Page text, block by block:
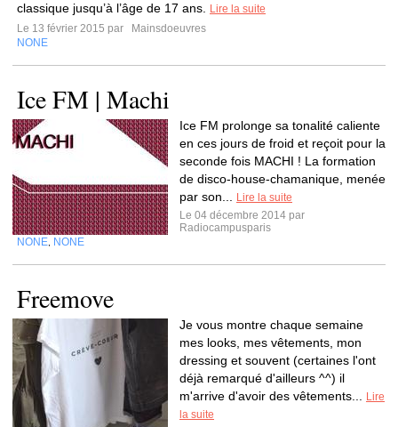
classique jusqu’à l’âge de 17 ans.
Lire la suite
Le 13 février 2015 par
Mainsdoeuvres
NONE
Ice FM | Machi
Ice FM prolonge sa tonalité caliente
en ces jours de froid et reçoit pour la
seconde fois MACHI ! La formation
de disco-house-chamanique, menée
par son...
Lire la suite
Le 04 décembre 2014 par
Radiocampusparis
NONE NONE
Freemove
Je vous montre chaque semaine
mes looks, mes vêtements, mon
dressing et souvent (certaines l'ont
déjà remarqué d'ailleurs ^^) il
m'arrive d'avoir des vêtements...
Lire
la suite